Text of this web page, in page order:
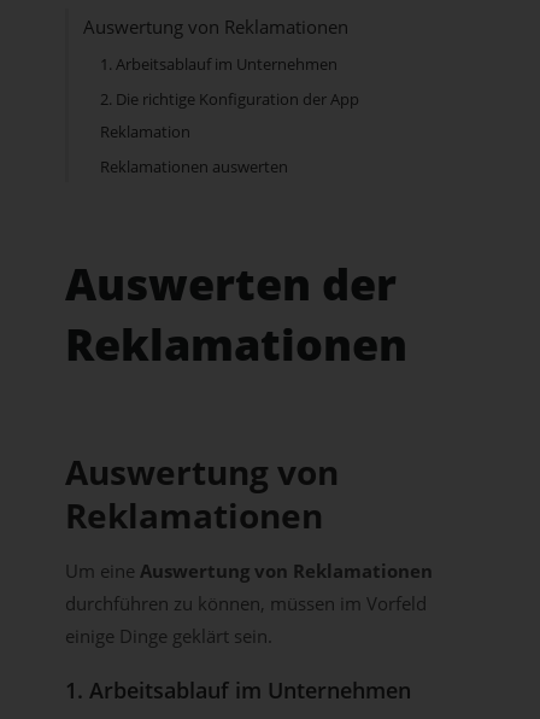
Auswertung von Reklamationen
1. Arbeitsablauf im Unternehmen
2. Die richtige Konfiguration der App
Reklamation
Reklamationen auswerten
Auswerten der
Reklamationen
Auswertung von
Reklamationen
Um eine Auswertung von Reklamationen
durchführen zu können, müssen im Vorfeld
einige Dinge geklärt sein.
1. Arbeitsablauf im Unternehmen